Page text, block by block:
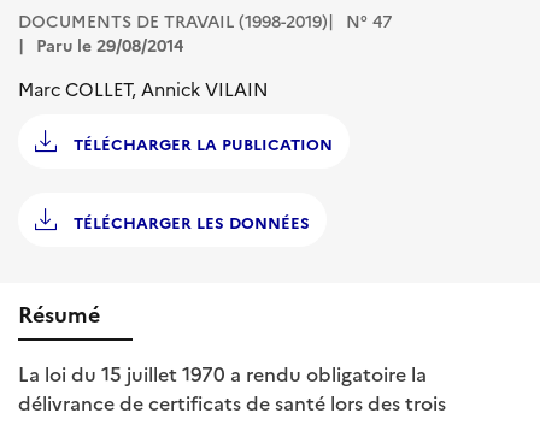
DOCUMENTS DE TRAVAIL (1998-2019)
N° 47
Paru le 29/08/2014
Marc COLLET, Annick VILAIN
TÉLÉCHARGER LA PUBLICATION
TÉLÉCHARGER LES DONNÉES
Résumé
La loi du 15 juillet 1970 a rendu obligatoire la
délivrance de certificats de santé lors des trois